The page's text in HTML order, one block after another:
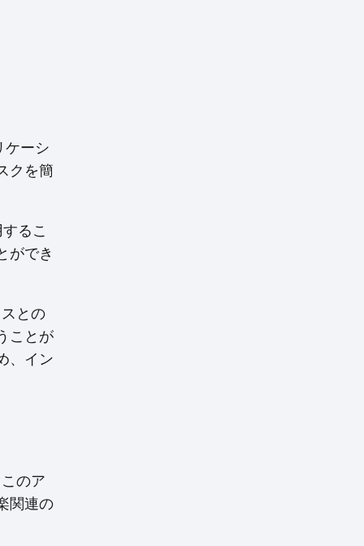
ケーシ
クを簡
るこ
ができ
との
ことが
、イン
のア
関連の